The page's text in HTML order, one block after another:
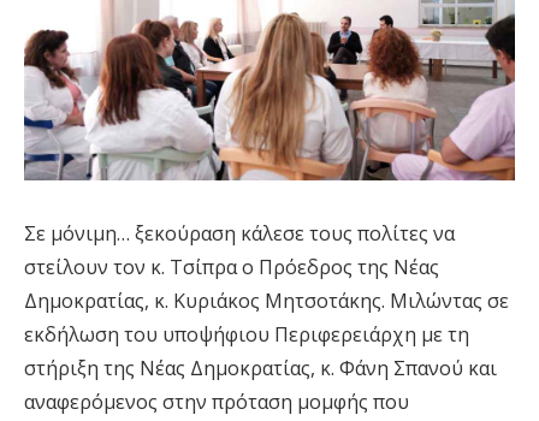
Σε μόνιμη… ξεκούραση κάλεσε τους πολίτες να
στείλουν τον κ. Τσίπρα ο Πρόεδρος της Νέας
Δημοκρατίας, κ. Κυριάκος Μητσοτάκης. Μιλώντας σε
εκδήλωση του υποψήφιου Περιφερειάρχη με τη
στήριξη της Νέας Δημοκρατίας, κ. Φάνη Σπανού και
αναφερόμενος στην πρόταση μομφής που